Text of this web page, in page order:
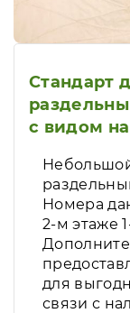
Стандарт
с видом
Номера
2-м этаже
для
связи с